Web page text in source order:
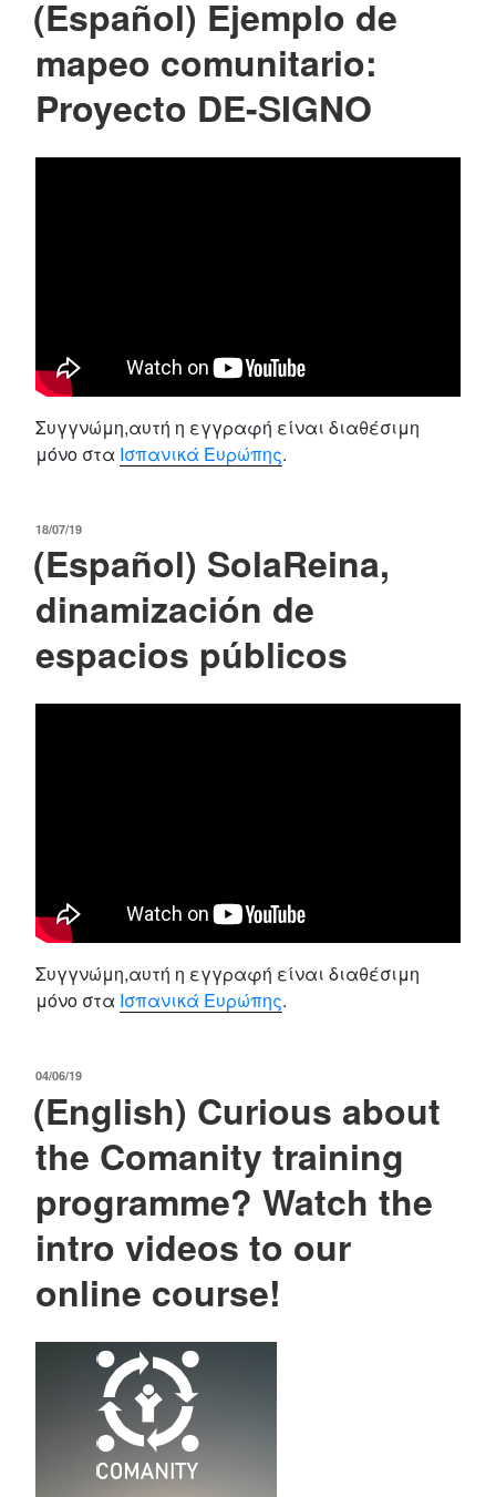
(Español) Ejemplo de
mapeo comunitario:
Proyecto DE-SIGNO
Συγγνώμη,αυτή η εγγραφή είναι διαθέσιμη
μόνο στα Ισπανικά Ευρώπης.
POSTED
18/07/19
(Español) SolaReina,
dinamización de
espacios públicos
Συγγνώμη,αυτή η εγγραφή είναι διαθέσιμη
μόνο στα Ισπανικά Ευρώπης.
POSTED
04/06/19
(English) Curious about
the Comanity training
programme? Watch the
intro videos to our
online course!